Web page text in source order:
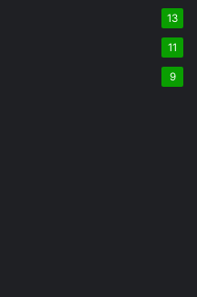
13
11
9